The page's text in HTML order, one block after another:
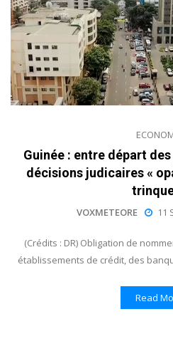
Guinée : entre départ
décisions judicaires «
VOXMETEORE 11
(Crédits : DR) Obligation de
établissements de crédit, des
Read